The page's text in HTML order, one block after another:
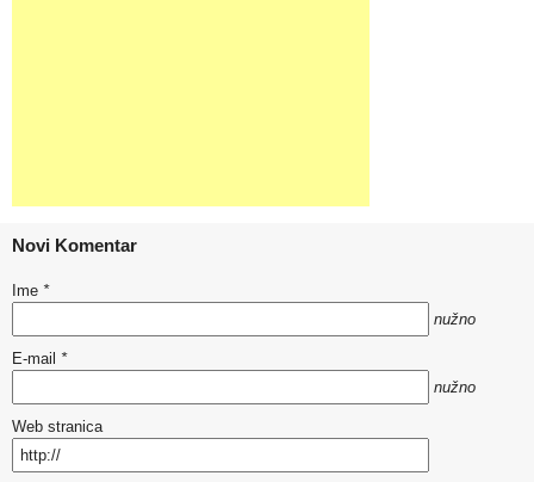
Novi Komentar
Ime *
nužno
E-mail *
nužno
Web stranica